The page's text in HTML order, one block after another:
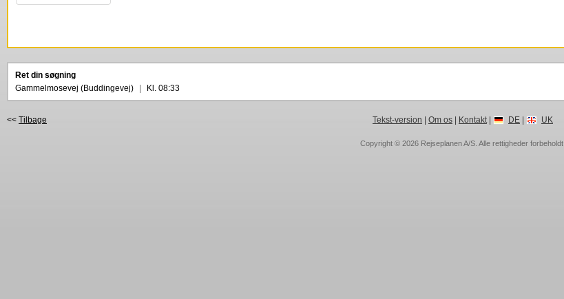
Ret din søgning
Gammelmosevej (Buddingevej)
Kl. 08:33
<< Tilbage Tekst-version Om os| Kontakt| DE| UK
Copyright © 2026 Rejseplanen A/S . Alle rettigheder forbeholdt.